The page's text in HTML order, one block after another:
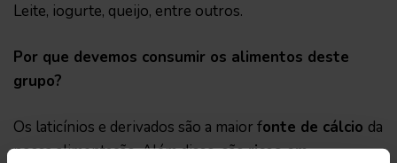
Leite, iogurte, queijo, entre outros.
Por que devemos consumir os alimentos deste
grupo?
Os laticínios e derivados são a maior fonte de cálcio da
nossa alimentação. Além disso, sãoricos em